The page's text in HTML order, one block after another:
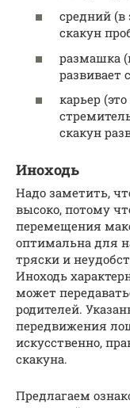
средний (в
скакун
размашка
развивает
карьер
скакун
Иноходь
Надо заметить,
высоко, потому
перемещения
оптимальна для
тряски и
Иноходь
может
родителей.
передвижения
искусственно,
скакуна.
Предлагаем